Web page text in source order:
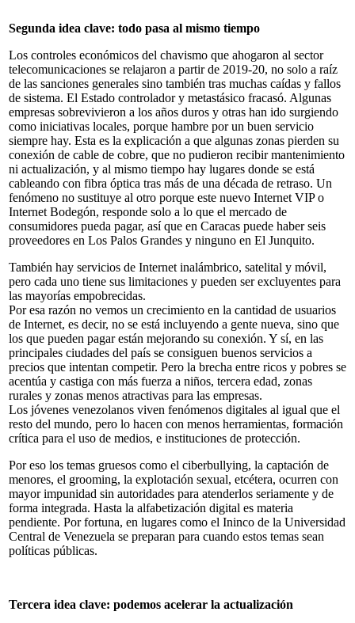
Segunda idea clave: todo pasa al mismo tiempo
Los controles económicos del chavismo que ahogaron al sector
telecomunicaciones se relajaron a partir de 2019-20, no solo a raíz
de las sanciones generales sino también tras muchas caídas y fallos
de sistema. El Estado controlador y metastásico fracasó. Algunas
empresas sobrevivieron a los años duros y otras han ido surgiendo
como iniciativas locales, porque hambre por un buen servicio
siempre hay. Esta es la explicación a que algunas zonas pierden su
conexión de cable de cobre, que no pudieron recibir mantenimiento
ni actualización, y al mismo tiempo hay lugares donde se está
cableando con fibra óptica tras más de una década de retraso. Un
fenómeno no sustituye al otro porque este nuevo Internet VIP o
Internet Bodegón, responde solo a lo que el mercado de
consumidores pueda pagar, así que en Caracas puede haber seis
proveedores en Los Palos Grandes y ninguno en El Junquito.
También hay servicios de Internet inalámbrico, satelital y móvil,
pero cada uno tiene sus limitaciones y pueden ser excluyentes para
las mayorías empobrecidas.
Por esa razón no vemos un crecimiento en la cantidad de usuarios
de Internet, es decir, no se está incluyendo a gente nueva, sino que
los que pueden pagar están mejorando su conexión. Y sí, en las
principales ciudades del país se consiguen buenos servicios a
precios que intentan competir. Pero la brecha entre ricos y pobres se
acentúa y castiga con más fuerza a niños, tercera edad, zonas
rurales y zonas menos atractivas para las empresas.
Los jóvenes venezolanos viven fenómenos digitales al igual que el
resto del mundo, pero lo hacen con menos herramientas, formación
crítica para el uso de medios, e instituciones de protección.
Por eso los temas gruesos como el ciberbullying, la captación de
menores, el grooming, la explotación sexual, etcétera, ocurren con
mayor impunidad sin autoridades para atenderlos seriamente y de
forma integrada. Hasta la alfabetización digital es materia
pendiente. Por fortuna, en lugares como el Ininco de la Universidad
Central de Venezuela se preparan para cuando estos temas sean
políticas públicas.
Tercera idea clave: podemos acelerar la actualización